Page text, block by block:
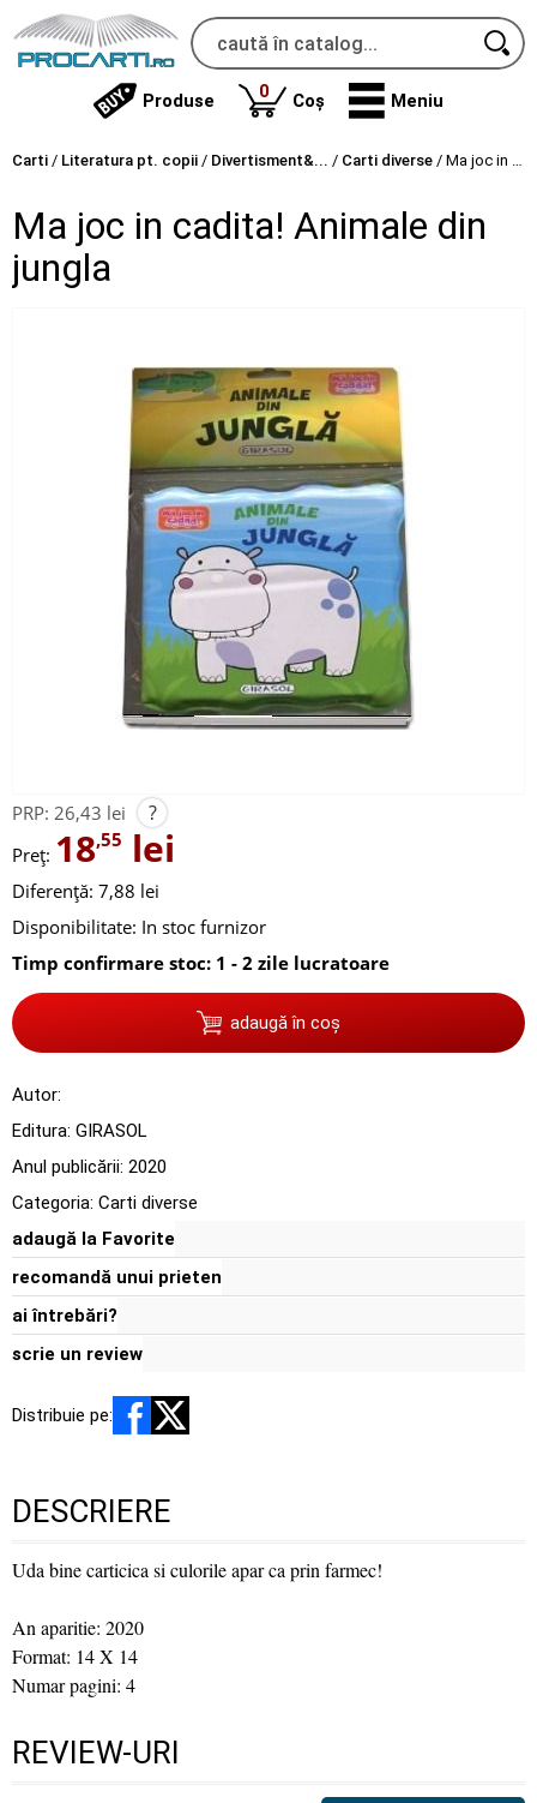
Produse 0produse
Coș Meniu
Carti / Literatura pt. copii / Divertisment&... / Carti diverse / Ma joc in cadita! Animale din jungla
Ma joc in cadita! Animale din
jungla
PRP: 26,43 lei ?
Preț: 18,55 lei
Diferență: 7,88 lei
Disponibilitate: In stoc furnizor
Timp confirmare stoc: 1 - 2 zile lucratoare
adaugă în coș
Autor:
Editura: GIRASOL
Anul publicării: 2020
Categoria: Carti diverse
adaugă la Favorite
recomandă unui prieten
ai întrebări?
scrie un review
Distribuie pe:
DESCRIERE
Uda bine carticica si culorile apar ca prin farmec!
An aparitie: 2020
Format: 14 X 14
Numar pagini: 4
REVIEW-URI